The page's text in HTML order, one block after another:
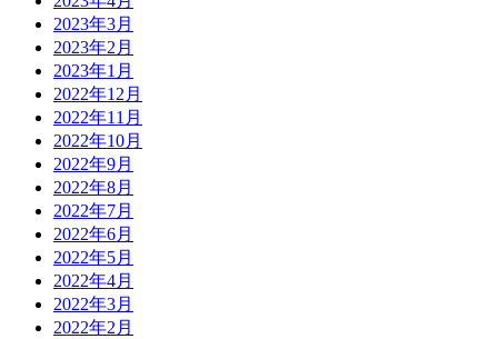
2023年3月
2023年2月
2023年1月
2022年12月
2022年11月
2022年10月
2022年9月
2022年8月
2022年7月
2022年6月
2022年5月
2022年4月
2022年3月
2022年2月